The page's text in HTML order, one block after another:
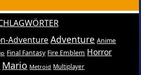
Adventure Adventure Anime
Final Fantasy Fire Emblem Horror
Mario Metroid Multiplayer